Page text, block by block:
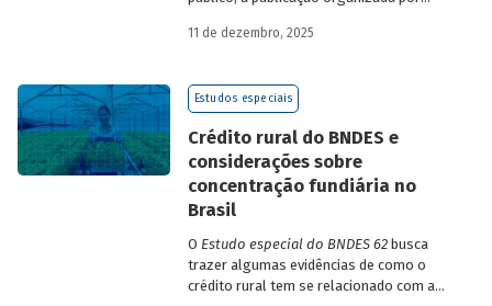
Souza, economistas do BNDES, reúne 25
BNDESdivulgados ao longo de 2025.
11 de dezembro, 2025
Estudos especiais
Crédito rural do BNDES e
considerações sobre
concentração fundiária no
Brasil
O Estudo especial do BNDES 62busca
trazer algumas evidências de como o
crédito rural tem se relacionado com a